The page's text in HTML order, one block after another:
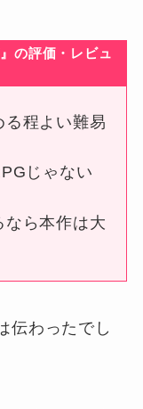
の評価・レビュ
る程よい難易
じゃない
なら本作は大
伝わったでし